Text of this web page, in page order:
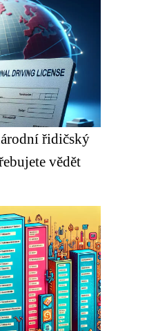
řidičský
vědět